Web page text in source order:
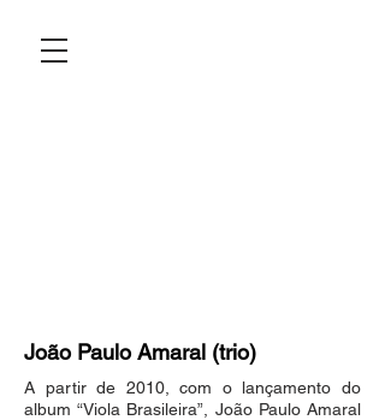
João Paulo Amaral (trio)
A partir de 2010, com o lançamento do
album “Viola Brasileira”, João Paulo Amaral